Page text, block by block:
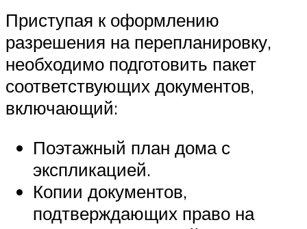
Приступая к оформлению
разрешения на перепланировку,
необходимо подготовить пакет
соответствующих документов,
включающий:
Поэтажный план дома с
экспликацией.
Копии документов,
подтверждающих право на